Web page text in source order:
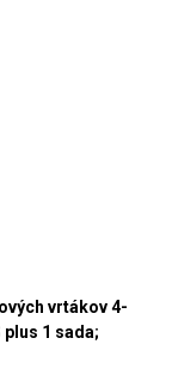
vrtákov 4-
plus 1 sada;